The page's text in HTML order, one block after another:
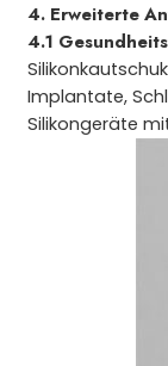
4. Erweiterte
4.1
Implantate,
Silikongeräte